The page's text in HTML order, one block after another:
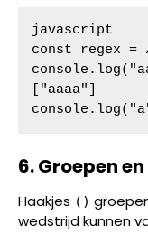
javascript
const regex
["aaaa"]
6. Groepen
Haakjes ()
wedstrijd kunnen